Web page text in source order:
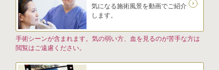
気になる施術風景を動画でご紹介
します。
手術シーンが含まれます。気の弱い方、血を見るのが苦手な方は
閲覧はご遠慮ください。